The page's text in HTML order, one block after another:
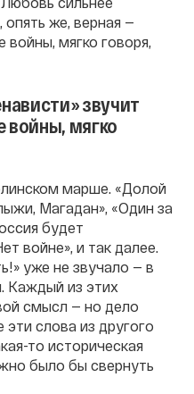
же, верная —
войны, мягко говоря,
звучит
войны, мягко
марше. «Долой
Магадан», «Один за
будет
войне», и так далее.
уже не звучало — в
Каждый из этих
смысл — но дело
слова из другого
то историческая
было бы свернуть